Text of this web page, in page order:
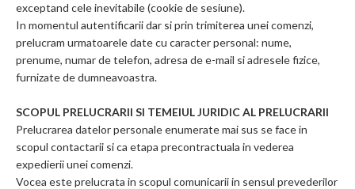
exceptand cele inevitabile (cookie de sesiune).
In momentul autentificarii dar si prin trimiterea unei comenzi,
prelucram urmatoarele date cu caracter personal: nume,
prenume, numar de telefon, adresa de e-mail si adresele fizice,
furnizate de dumneavoastra.
SCOPUL PRELUCRARII SI TEMEIUL JURIDIC AL PRELUCRARII
Prelucrarea datelor personale enumerate mai sus se face in
scopul contactarii si ca etapa precontractuala in vederea
expedierii unei comenzi.
Vocea este prelucrata in scopul comunicarii in sensul prevederilor